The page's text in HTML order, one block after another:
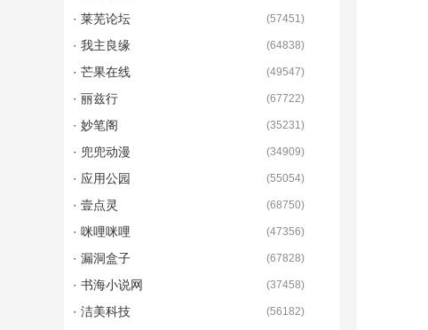
· 莱芜论坛 (57451)
· 我主良缘 (64838)
· 芒果在线 (49547)
· 丽兹行 (67722)
· 妙笔阁 (35231)
· 兜兜动漫 (34909)
· 应用公园 (55054)
· 壹点灵 (68750)
· 咪哩咪哩 (47356)
· 漏洞盒子 (67828)
· 书海小说网 (37458)
· 洁美科技 (56182)